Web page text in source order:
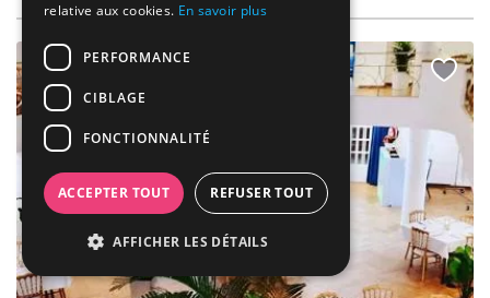
relative aux cookies. En savoir plus
PERFORMANCE
CIBLAGE
FONCTIONNALITÉ
ACCEPTER TOUT REFUSER TOUT
AFFICHER LES DÉTAILS